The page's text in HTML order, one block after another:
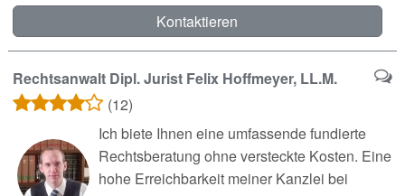
Kontaktieren
Rechtsanwalt Dipl. Jurist Felix Hoffmeyer, LL.M.
(12)
Ich biete Ihnen eine umfassende fundierte
Rechtsberatung ohne versteckte Kosten. Eine
hohe Erreichbarkeit meiner Kanzlei bei